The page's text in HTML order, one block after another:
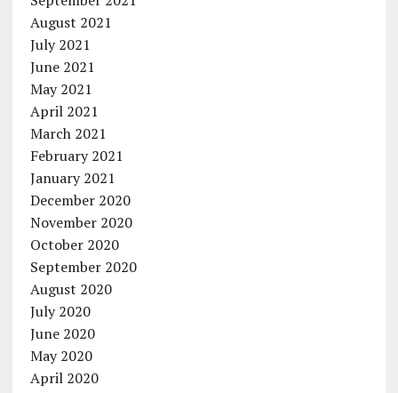
August 2021
July 2021
June 2021
May 2021
April 2021
March 2021
February 2021
January 2021
December 2020
November 2020
October 2020
September 2020
August 2020
July 2020
June 2020
May 2020
April 2020